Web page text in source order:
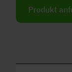
Produkt